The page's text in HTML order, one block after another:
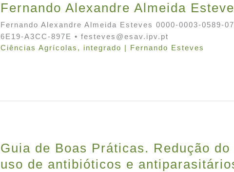
Fernando Alexandre Almeida
Fernando Alexandre Almeida Esteves 0000-0003-0589-
6E19-A3CC-897E • festeves@esav.ipv.pt
Ciências Agrícolas , integrado | Fernando Esteves
Guia de Boas Práticas. Redução do
uso de antibióticos e